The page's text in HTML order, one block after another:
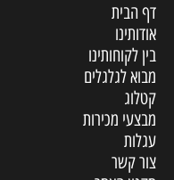
דף הבית
אודותינו
בין לקוחותינו
מבוא לגלגלים
קטלוג
מבצעי מכירות
עגלות
צור קשר